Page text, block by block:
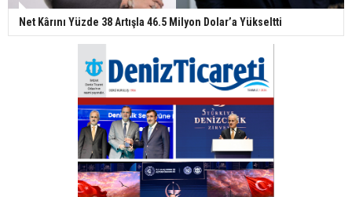
Net Kârını Yüzde 38 Artışla 46.5 Milyon Dolar’a Yükseltti